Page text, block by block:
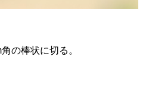
の棒状に切る。